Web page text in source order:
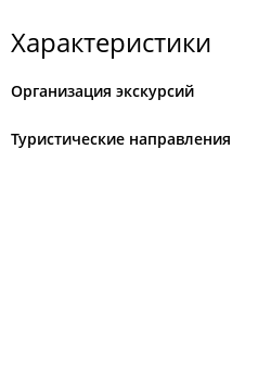
Характеристики
Организация экскурсий
Туристические направления